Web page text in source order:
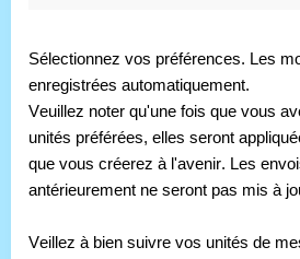
Sélectionnez vos préférences. Les
enregistrées automatiquement.
Veuillez noter qu'une fois que vous
unités préférées, elles seront
que vous créerez à l'avenir. Les
antérieurement ne seront pas mis à
Veillez à bien suivre vos unités de